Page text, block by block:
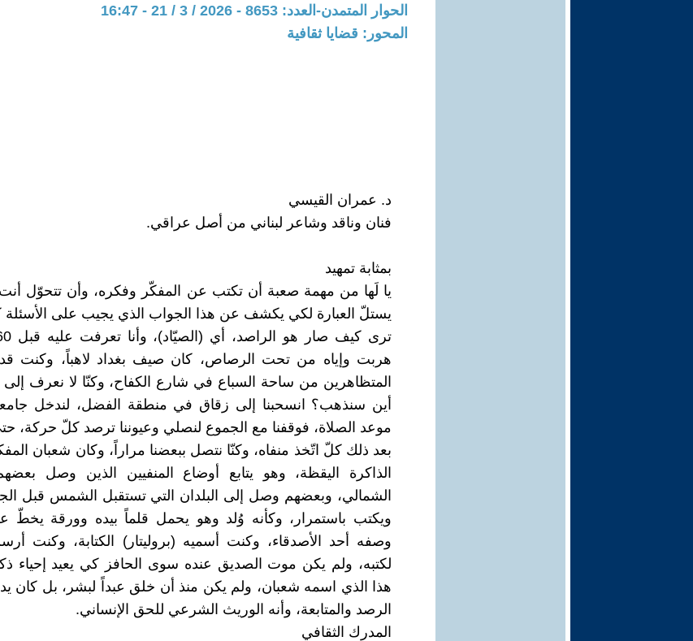
الحوار المتمدن-العدد: 8653 - 2026 / 3 / 21 - 16:47
المحور: قضايا ثقافية
د. عمران القيسي
فنان وناقد وشاعر لبناني من أصل عراقي.
بمثابة تمهيد
يا لَها من مهمة صعبة أن تكتب عن المفكّر وفكره، وأن تتحوّل أنت
يستلّ العبارة لكي يكشف عن هذا الجواب الذي يجيب على الأسئلة
هربت وإياه من تحت الرصاص، كان صيف بغداد لاهباً، وكنت
المتظاهرين من ساحة السباع في شارع الكفاح، وكنّا لا نعرف
أين سنذهب؟ انسحبنا إلى زقاق في منطقة الفضل، لندخل
موعد الصلاة، فوقفنا مع الجموع لنصلي وعيوننا ترصد كلّ حركة،
بعد ذلك كلّ اتّخذ منفاه، وكنّا نتصل ببعضنا مراراً، وكان شعبان
الذاكرة اليقظة، وهو يتابع أوضاع المنفيين الذين وصل
الشمالي، وبعضهم وصل إلى البلدان التي تستقبل الشمس قبل
ويكتب باستمرار، وكأنه وُلد وهو يحمل قلماً بيده وورقة يخطّ
وصفه أحد الأصدقاء، وكنت أسميه (بروليتار) الكتابة، وكنت
لكتبه، ولم يكن موت الصديق عنده سوى الحافز كي يعيد إحياء
هذا الذي اسمه شعبان، ولم يكن منذ أن خلق عبداً لبشر، بل كان
الرصد والمتابعة، وأنه الوريث الشرعي للحق الإنساني.
المدرك الثقافي